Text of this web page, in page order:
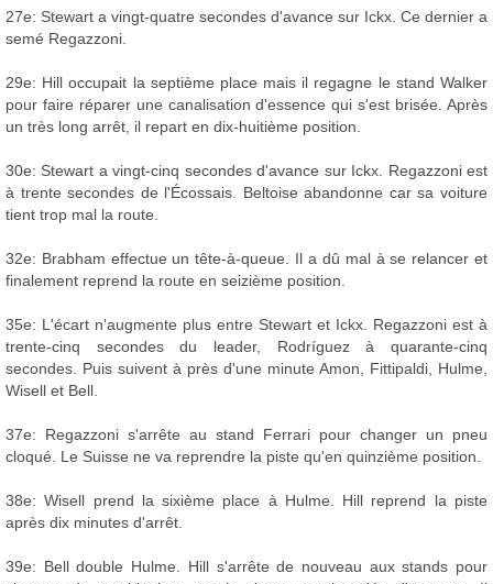
27e: Stewart a vingt-quatre secondes d'avance sur Ickx. Ce dernier a
semé Regazzoni.
29e: Hill occupait la septième place mais il regagne le stand Walker
pour faire réparer une canalisation d'essence qui s'est brisée. Après
un très long arrêt, il repart en dix-huitième position.
30e: Stewart a vingt-cinq secondes d'avance sur Ickx. Regazzoni est
à trente secondes de l'Écossais. Beltoise abandonne car sa voiture
tient trop mal la route.
32e: Brabham effectue un tête-à-queue. Il a dû mal à se relancer et
finalement reprend la route en seizième position.
35e: L'écart n'augmente plus entre Stewart et Ickx. Regazzoni est à
trente-cinq secondes du leader, Rodríguez à quarante-cinq
secondes. Puis suivent à près d'une minute Amon, Fittipaldi, Hulme,
Wisell et Bell.
37e: Regazzoni s'arrête au stand Ferrari pour changer un pneu
cloqué. Le Suisse ne va reprendre la piste qu'en quinzième position.
38e: Wisell prend la sixième place à Hulme. Hill reprend la piste
après dix minutes d'arrêt.
39e: Bell double Hulme. Hill s'arrête de nouveau aux stands pour